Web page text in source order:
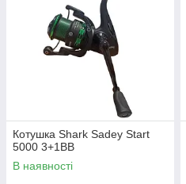
Котушка Shark Sadey Start
5000 3+1ВВ
В наявності